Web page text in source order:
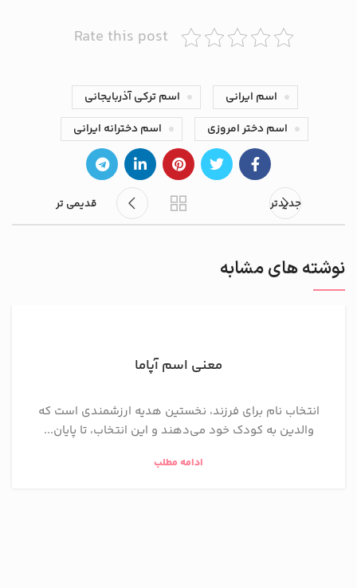
Rate this post
اسم ایرانی
اسم ترکی آذربایجانی
اسم دختر امروزی
اسم دخترانه ایرانی
جدیدتر قدیمی تر
نوشته های مشابه
معنی اسم آپاما
انتخاب نام برای فرزند، نخستین هدیه ارزشمندی است که
والدین به کودک خود می‌دهند و این انتخاب، تا پایان...
ادامه مطلب